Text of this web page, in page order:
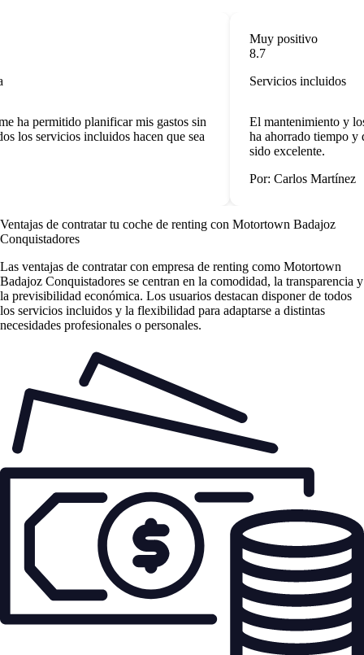
ha permitido planificar mis gastos sin
los servicios incluidos hacen que sea
Muy positivo
8.7
Servicios incluidos
El mantenimiento y
ha ahorrado tiempo y
sido excelente.
Por: Carlos Martínez
Ventajas de contratar tu coche de renting con Motortown Badajoz
Conquistadores
Las ventajas de contratar con empresa de renting como Motortown
Badajoz Conquistadores se centran en la comodidad, la transparencia y
la previsibilidad económica. Los usuarios destacan disponer de todos
los servicios incluidos y la flexibilidad para adaptarse a distintas
necesidades profesionales o personales.